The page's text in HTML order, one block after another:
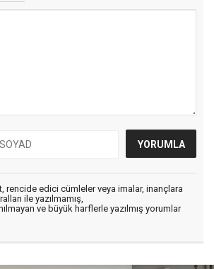
rencide edici cümleler veya imalar, inançlara
ile yazılmamış,
ve büyük harflerle yazılmış yorumlar